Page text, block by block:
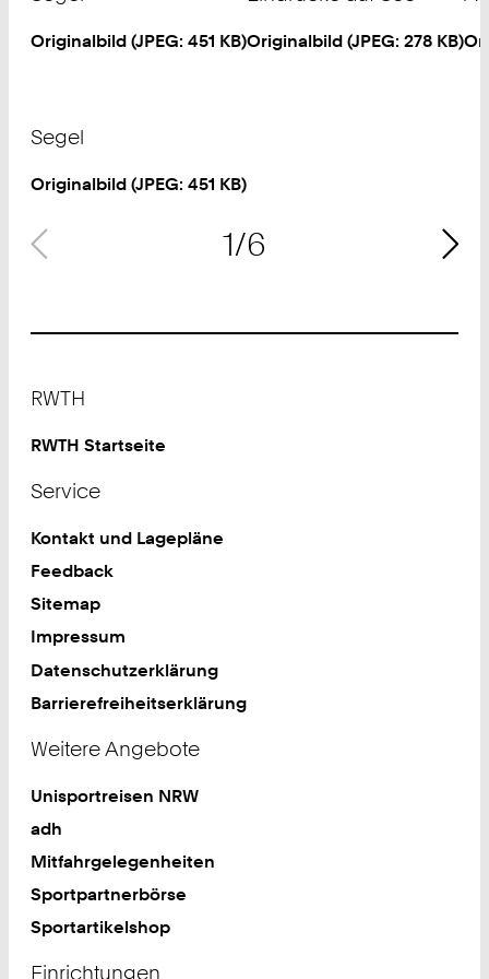
Originalbild (JPEG: 451 KB)Originalbild (JPEG: 278 KB)
Segel
Originalbild (JPEG: 451 KB)
1/6
RWTH
RWTH Startseite
Service
Kontakt und Lagepläne
Feedback
Sitemap
Impressum
Datenschutzerklärung
Barrierefreiheitserklärung
Weitere Angebote
Unisportreisen NRW
adh
Mitfahrgelegenheiten
Sportpartnerbörse
Sportartikelshop
Einrichtungen